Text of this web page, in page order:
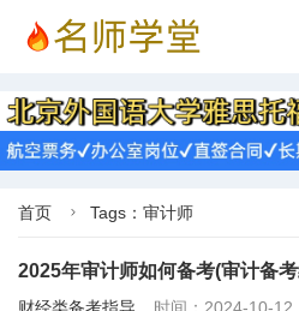
首页  Tags：审计师
2025年审计师如何备考(审计备
财经类备考指导 时间：2024-10-12